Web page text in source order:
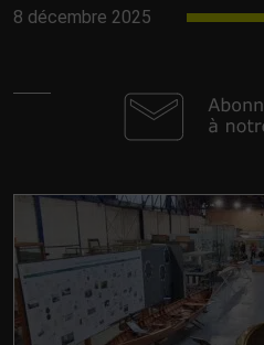
8 décembre 2025